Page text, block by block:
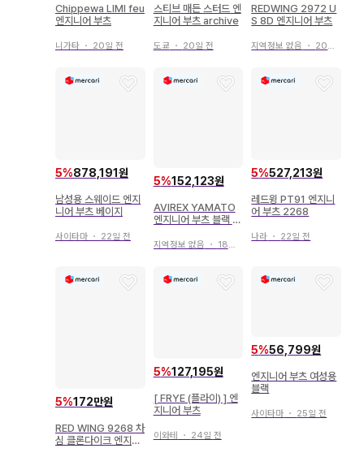
Chippewa LIMI feu
엔지니어 부츠
니가타 ・ 20일 전
스티브 매든 스터드 엔
지니어 부츠 archive
도쿄 ・ 20일 전
REDWING 2972 U
S 8D 엔지니어 부츠
지역정보 없음 ・ 20일 전
5%878,191원
남성용 스웨이드 엔지
니어 부츠 베이지
사이타마 ・ 22일 전
5%152,123원
AVIREX YAMATO
엔지니어 부츠 블랙 2
지역정보 없음 ・ 18일 전
5%527,213원
레드윙 PT91 엔지니
어 부츠 2268
나라 ・ 22일 전
5%172만원
RED WING 9268 차
심 클론다이크 엔지니
5%127,195원
[ FRYE (플라이) ] 엔
지니어 부츠
이와테 ・ 24일 전
5%56,799원
엔지니어 부츠 여성용
블랙
사이타마 ・ 25일 전